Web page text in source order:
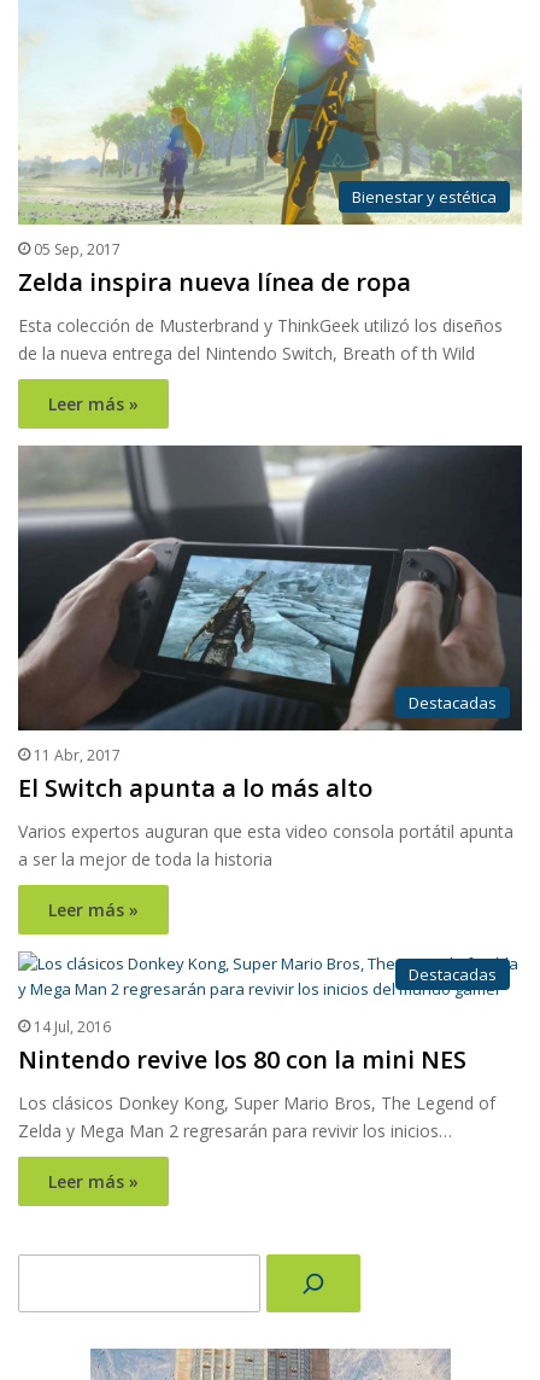
Bienestar y estética
05 Sep, 2017
Zelda inspira nueva línea de ropa
Esta colección de Musterbrand y ThinkGeek utilizó los diseños
de la nueva entrega del Nintendo Switch, Breath of th Wild
Leer más »
Destacadas
11 Abr, 2017
El Switch apunta a lo más alto
Varios expertos auguran que esta video consola portátil apunta
a ser la mejor de toda la historia
Leer más »
Destacadas
14 Jul, 2016
Nintendo revive los 80 con la mini NES
Los clásicos Donkey Kong, Super Mario Bros, The Legend of
Zelda y Mega Man 2 regresarán para revivir los inicios…
Leer más »